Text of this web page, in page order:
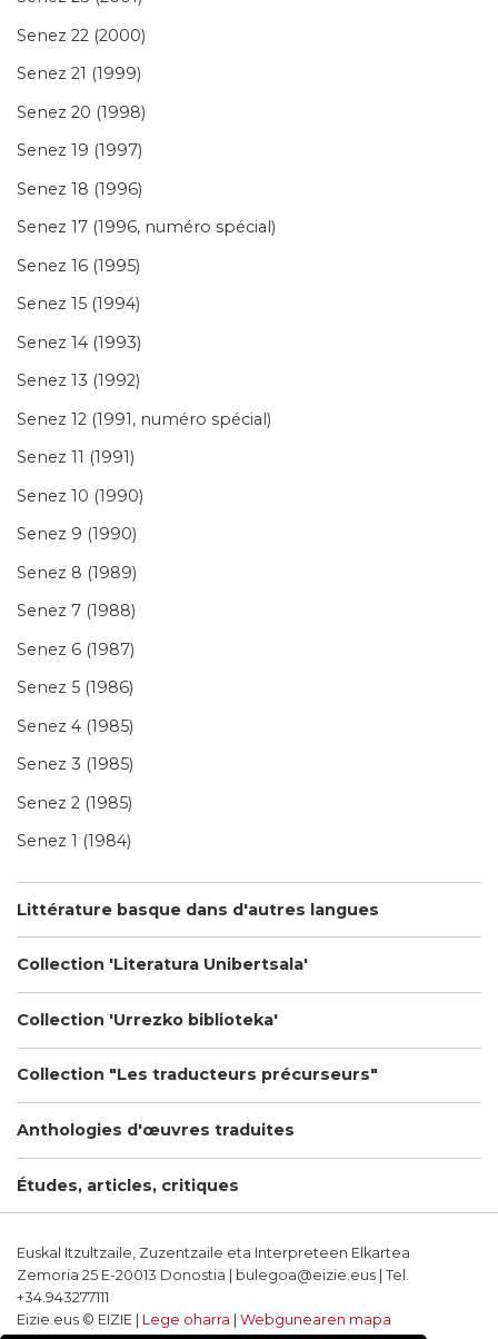
Senez 22 (2000)
Senez 21 (1999)
Senez 20 (1998)
Senez 19 (1997)
Senez 18 (1996)
Senez 17 (1996, numéro spécial)
Senez 16 (1995)
Senez 15 (1994)
Senez 14 (1993)
Senez 13 (1992)
Senez 12 (1991, numéro spécial)
Senez 11 (1991)
Senez 10 (1990)
Senez 9 (1990)
Senez 8 (1989)
Senez 7 (1988)
Senez 6 (1987)
Senez 5 (1986)
Senez 4 (1985)
Senez 3 (1985)
Senez 2 (1985)
Senez 1 (1984)
Littérature basque dans d'autres langues
Collection 'Literatura Unibertsala'
Collection 'Urrezko biblioteka'
Collection "Les traducteurs précurseurs"
Anthologies d'œuvres traduites
Études, articles, critiques
Euskal Itzultzaile, Zuzentzaile eta Interpreteen Elkartea
Zemoria 25 E-20013 Donostia | bulegoa@eizie.eus | Tel.
+34.943277111
Eizie.eus © EIZIE | Lege oharra
Webgunearen mapa